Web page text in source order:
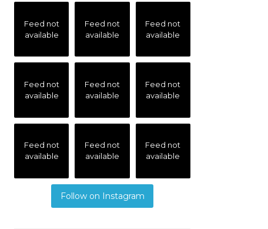
Feed not
available
Feed not
available
Feed not
available
Feed not
available
Feed not
available
Feed not
available
Feed not
available
Feed not
available
Feed not
available
Follow on Instagram